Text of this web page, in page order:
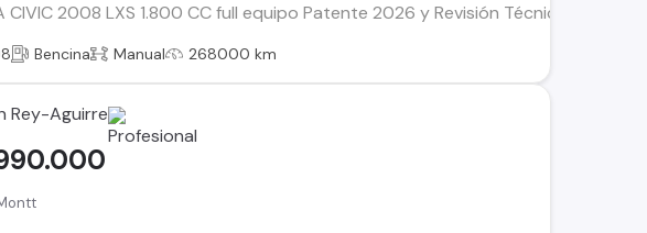
CIVIC 2008 LXS 1.800 CC full equipo Patente 2026 y Revisión Técnica al día
Bencina Manual 268000 km
Rey-Aguirre